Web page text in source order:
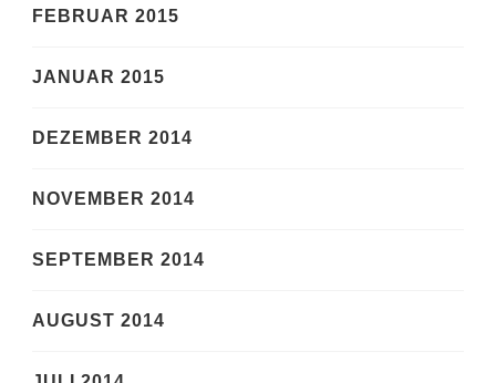
FEBRUAR 2015
JANUAR 2015
DEZEMBER 2014
NOVEMBER 2014
SEPTEMBER 2014
AUGUST 2014